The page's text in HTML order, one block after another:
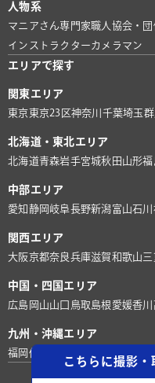
こちらに撮影・
人物系
マニアさん専門家 職人 協会・団
インストラクターカメラマン
エリアで探す
関東エリア
東京 東京23区神奈川 千葉埼玉
北海道・東北エリア
北海道青森岩手宮城秋田 山形福
中部エリア
愛知 静岡 岐阜長野新潟富山石川
関西エリア
大阪京都奈良兵庫滋賀和歌山
中国・四国エリア
広島 岡山山口 鳥取島根 愛媛香川
九州・沖縄エリア
福岡 佐賀